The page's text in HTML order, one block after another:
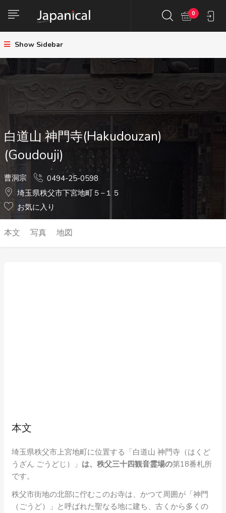
0
Show Sidebar
白道山 神門寺(Hakudouzan)
(Goudouji)
曹洞宗
0494-25-0598
埼玉県秩父市下宮地町５−１５
お気に入り
本文 写真 地図
本文
埼玉県秩父市上宮地町に位置する「白道山 神門寺（はくど
うざん ごうどじ）」 は、秩父三十四観音霊場の第18番札所
です。
秩父市街地の北部に佇むこのお寺は、かつて周囲が「神門
（ごうど）」と呼ばれた聖なる地に建ち、古くから多くの